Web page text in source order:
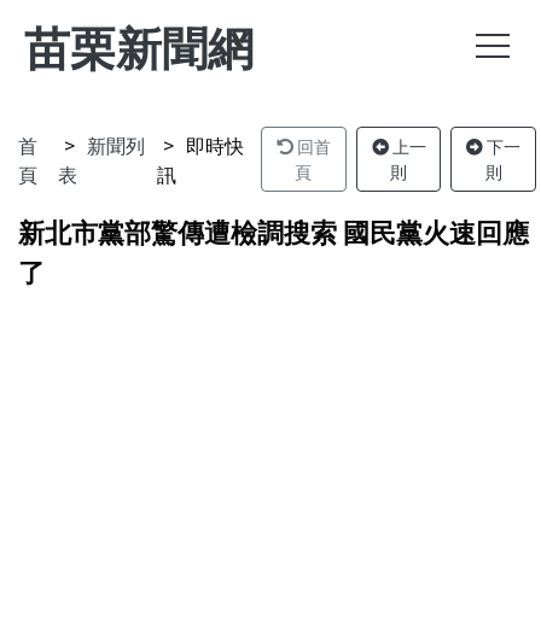
苗栗新聞網
首
頁
新聞列
表
即時快
訊
回首
頁
上一
則
下一
則
新北市黨部驚傳遭檢調搜索 國民黨火速回應
了